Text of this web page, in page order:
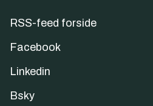
RSS-feed forside
Facebook
Linkedin
Bsky